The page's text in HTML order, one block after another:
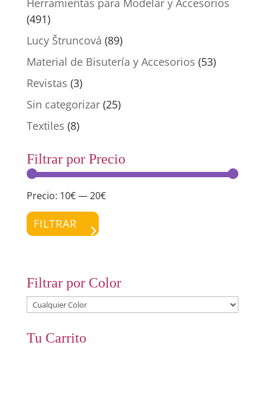
(491)
Lucy Štruncová (89)
Material de Bisutería y Accesorios (53)
Revistas (3)
Sin categorizar (25)
Textiles (8)
Filtrar por Precio
FILTRAR
Precio: 10€—20€
Filtrar por Color
Tu Carrito